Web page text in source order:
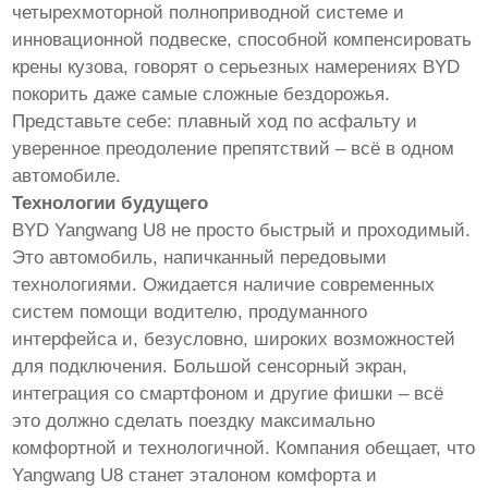
четырехмоторной полноприводной системе и
инновационной подвеске, способной компенсировать
крены кузова, говорят о серьезных намерениях BYD
покорить даже самые сложные бездорожья.
Представьте себе: плавный ход по асфальту и
уверенное преодоление препятствий – всё в одном
автомобиле.
Технологии будущего
BYD Yangwang U8 не просто быстрый и проходимый.
Это автомобиль, напичканный передовыми
технологиями. Ожидается наличие современных
систем помощи водителю, продуманного
интерфейса и, безусловно, широких возможностей
для подключения. Большой сенсорный экран,
интеграция со смартфоном и другие фишки – всё
это должно сделать поездку максимально
комфортной и технологичной. Компания обещает, что
Yangwang U8 станет эталоном комфорта и